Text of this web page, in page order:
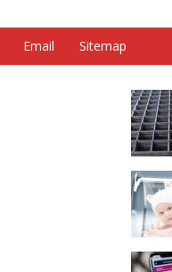
Email Sitemap